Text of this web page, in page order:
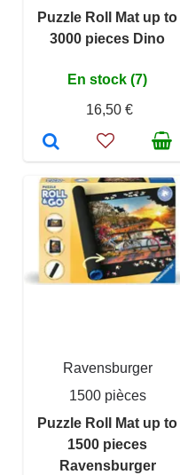
Puzzle Roll Mat up to
3000 pieces Dino
En stock (7)
16,50 €
Ravensburger
1500 pièces
Puzzle Roll Mat up to
1500 pieces
Ravensburger